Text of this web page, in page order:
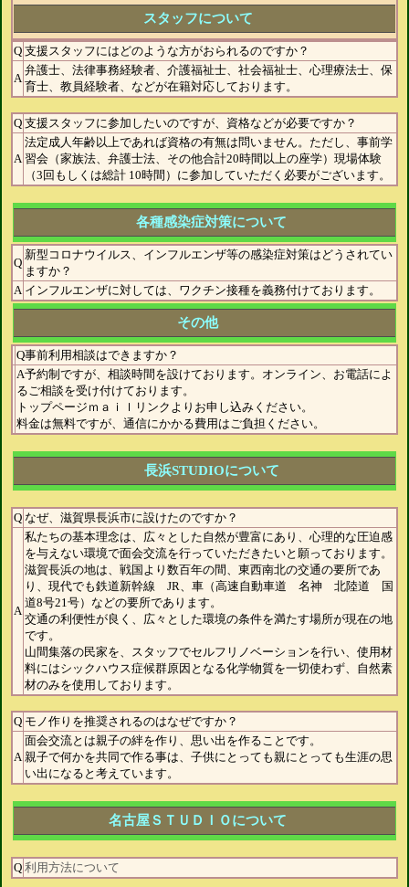
スタッフについて
Q 支援スタッフにはどのような方がおられるのですか？
A
弁護士、法律事務経験者、介護福祉士、社会福祉士、心理療法士、保
育士、教員経験者、などが在籍対応しております。
Q 支援スタッフに参加したいのですが、資格などが必要ですか？
A
法定成人年齢以上であれば資格の有無は問いません。ただし、事前学
習会（家族法、弁護士法、その他合計20時間以上の座学）現場体験
（3回もしくは総計 10時間）に参加していただく必要がございます。
各種感染症対策について
Q
新型コロナウイルス、インフルエンザ等の感染症対策はどうされてい
ますか？
A インフルエンザに対しては、ワクチン接種を義務付けております。
その他
Q事前利用相談はできますか？
A予約制ですが、相談時間を設けております。オンライン、お電話によ
るご相談を受け付けております。
トップページｍａｉｌリンクよりお申し込みください。
料金は無料ですが、通信にかかる費用はご負担ください。
長浜STUDIOについて
Q なぜ、滋賀県長浜市に設けたのですか？
A
私たちの基本理念は、広々とした自然が豊富にあり、心理的な圧迫感
を与えない環境で面会交流を行っていただきたいと願っております。
滋賀長浜の地は、戦国より数百年の間、東西南北の交通の要所であ
り、現代でも鉄道新幹線 JR、車（高速自動車道 名神 北陸道 国
道8号21号）などの要所であります。
交通の利便性が良く、広々とした環境の条件を満たす場所が現在の地
です。
山間集落の民家を、スタッフでセルフリノベーションを行い、使用材
料にはシックハウス症候群原因となる化学物質を一切使わず、自然素
材のみを使用しております。
Q モノ作りを推奨されるのはなぜですか？
A
面会交流とは親子の絆を作り、思い出を作ることです。
親子で何かを共同で作る事は、子供にとっても親にとっても生涯の思
い出になると考えています。
名古屋ＳＴＵＤＩＯについて
Q 利用方法について